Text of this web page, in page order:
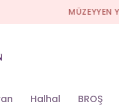
Halhal BROŞ